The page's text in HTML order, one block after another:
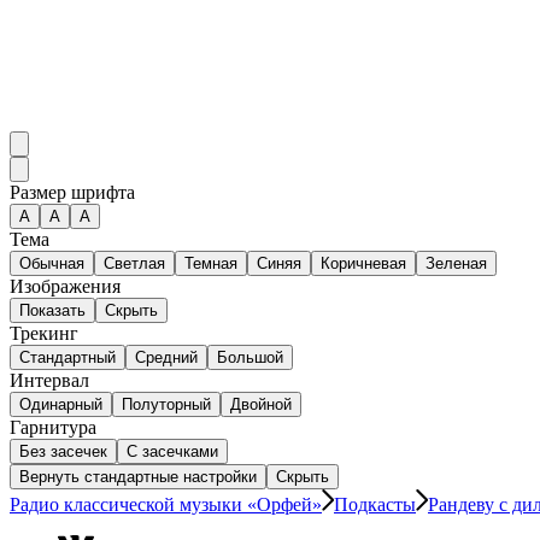
Размер шрифта
А A A
Тема
Обычная Светлая Темная Синяя Коричневая Зеленая
Изображения
Показать Скрыть
Трекинг
Стандартный Средний Большой
Интервал
Одинарный Полуторный Двойной
Гарнитура
Без засечек
С засечками
Вернуть стандартные настройки
Скрыть
Радио классической музыки «Орфей» Подкасты Рандеву с